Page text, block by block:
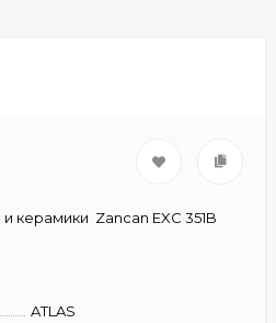
керамики Zancan EXC 351B
ATLAS